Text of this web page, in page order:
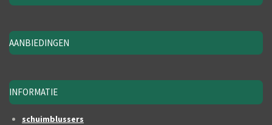
AANBIEDINGEN
INFORMATIE
schuimblussers